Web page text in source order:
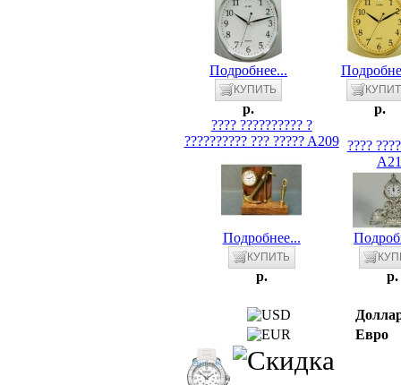
Подробнее...
p.
p.
???? ?????????? ?
?????????? ??? ????? A209
Подробнее...
p.
????
p.
Евро